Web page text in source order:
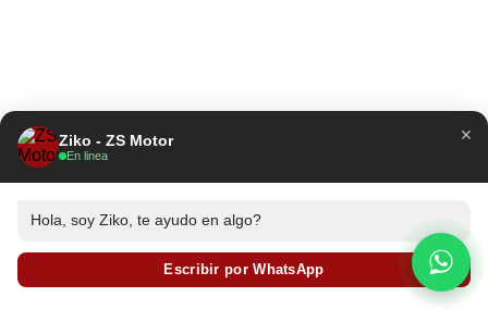
Ziko - ZS Motor
En linea
×
Hola, soy Ziko, te ayudo en algo?
Escribir por WhatsApp